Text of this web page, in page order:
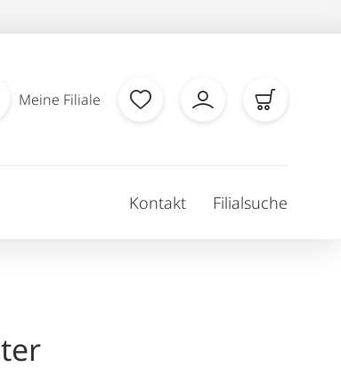
Meine Filiale
Kontakt Filialsuche